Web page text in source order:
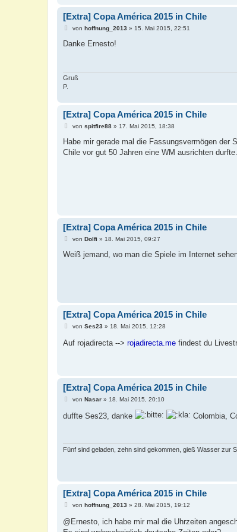
[Extra] Copa América 2015 in Chile
B
i
von hoffnung_2013 » 15. Mai 2015, 22:51
Danke Ernesto!
Gruß
P.
[Extra] Copa América 2015 in Chile
B
i
r
von spitfire88» 17. Mai 2015, 18:38
Habe mir gerade mal die Fassungsvermögen der
Chile vor gut 50 Jahren eine WM ausrichten durfte.
[Extra] Copa América 2015 in Chile
B
i
von Dolfi » 18. Mai 2015, 09:27
Weiß jemand, wo man die Spiele im Internet
[Extra] Copa América 2015 in Chile
B
t
von Ses23 » 18. Mai 2015, 12:28
Auf rojadirecta --> rojadirecta.me findest du
[Extra] Copa América 2015 in Chile
B
t
von Nasar» 18. Mai 2015, 20:10
duffte Ses23, danke Colombia,
Fünf sind geladen, zehn sind gekommen, gieß Wasser zur
[Extra] Copa América 2015 in Chile
B
i
t
von hoffnung_2013 » 28. Mai 2015, 19:12
@Ernesto, ich habe mir mal die Uhrzeiten